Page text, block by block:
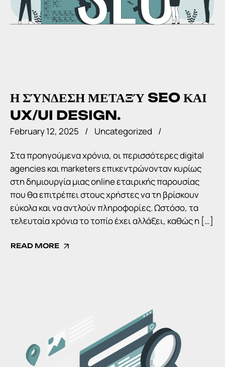
Η ΣΎΝΔΕΣΗ ΜΕΤΑΞΎ SEO ΚΑΙ
UX/UI DESIGN.
February 12, 2025 Uncategorized
Στα προηγούμενα χρόνια, οι περισσότερες digital
agencies και marketers επικεντρώνονταν κυρίως
στη δημιουργία μιας online εταιρικής παρουσίας
που θα επιτρέπει στους χρήστες να τη βρίσκουν
εύκολα και να αντλούν πληροφορίες. Ωστόσο, τα
τελευταία χρόνια το τοπίο έχει αλλάξει, καθώς η […]
READ MORE